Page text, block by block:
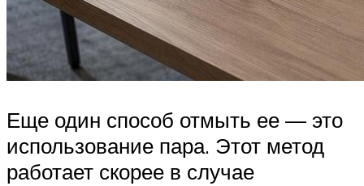
Еще один способ отмыть ее — это
использование пара. Этот метод
работает скорее в случае